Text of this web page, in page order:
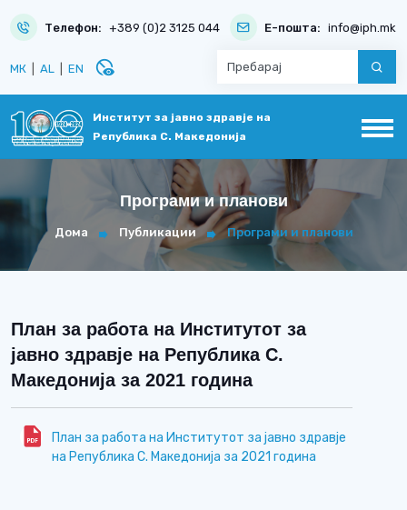
Телефон: +389 (0)2 3125 044 Е-пошта: info@iph.mk
МК AL EN disabled_visible
Институт за јавно здравје на
Република С. Македонија
Програми и планови
Дома Публикации Програми и планови
План за работа на Институтот за
јавно здравје на Република С.
Македонија за 2021 година
План за работа на Институтот за јавно здравје
на Република С. Македонија за 2021 година